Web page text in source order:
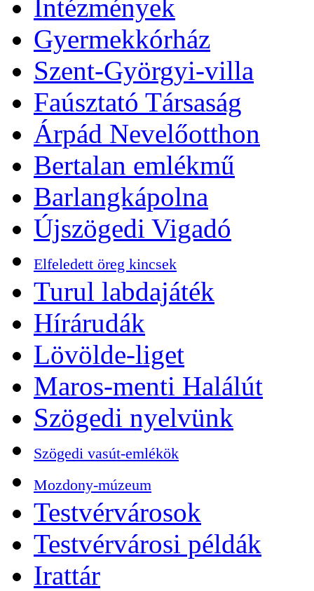
Intézmények
Gyermekkórház
Szent-Györgyi-villa
Faúsztató Társaság
Árpád Nevelőotthon
Bertalan emlékmű
Barlangkápolna
Újszögedi Vigadó
Elfeledett öreg kincsek
Turul labdajáték
Hírárudák
Lövölde-liget
Maros-menti Halálút
Szögedi nyelvünk
Szögedi vasút-emlékök
Mozdony-múzeum
Testvérvárosok
Testvérvárosi példák
Irattár